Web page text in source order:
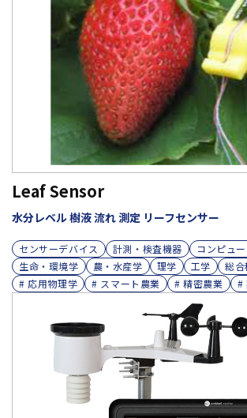
Leaf Sensor
水分レベル 樹液 流れ 測定 リーフセンサー
センサーデバイス 計測・検査機器
コンピュ
生命・環境学
農・水産学 理学 工学
総
# 応用物理学
# スマート農業 # 精密農業 #